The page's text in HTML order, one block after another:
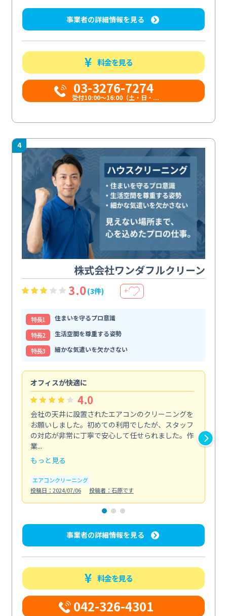
事業者の詳細情報を見る
料金を見る
03-3276-7274
受付10:00〜16:00（土・日・...
4
株式会社ワンダフルクリーン
3.0(3件) ＋
特⻑1
住まいを守るプロ意識
特⻑2
生活空間を尊重する姿勢
特⻑3
細かな気遣いを欠かさない
オフィスが快適に
4.0
会社の天井に設置されたエアコンのクリーニングを
お願いしました。初めての利用でしたが、スタッフ
の対応が非常に丁寧で安心して任せられました。作
業...
もっと見る
エアコンクリーニング
投稿日：2024/07/06
投稿者：石原です
事業者の詳細情報を見る
料金を見る
042-326-4301